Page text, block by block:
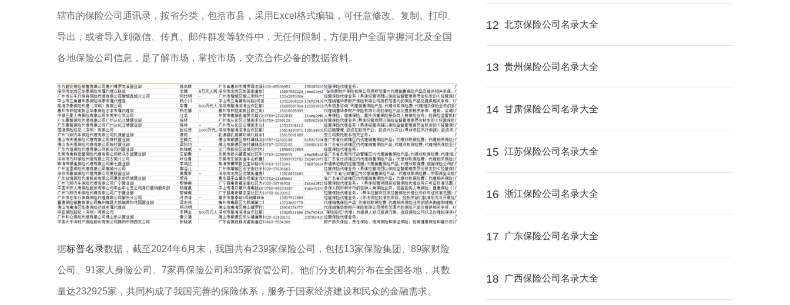
辖市的保险公司通讯录，按省分类，包括市县，采用Excel格式编辑，可任意修改、复制、打印、
导出，或者导入到微信、传真、邮件群发等软件中，无任何限制，方便用户全面掌握河北及全国
各地保险公司信息，是了解市场，掌控市场，交流合作必备的数据资料。
‌据标普名录数据，截至2024年6月末，我国共有239家保险公司‌‌，包括13家保险集团、89家财险
公司、91家人身险公司、7家再保险公司和35家资管公司。他们分支机构分布在全国各地，其数
量达232925家，共同构成了我国完善的保险体系，服务于国家经济建设和民众的金融需求。
12 北京保险公司名录大全
13 贵州保险公司名录大全
14 甘肃保险公司名录大全
15 江苏保险公司名录大全
16 浙江保险公司名录大全
17 广东保险公司名录大全
18 广西保险公司名录大全